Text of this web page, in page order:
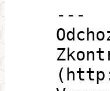
---